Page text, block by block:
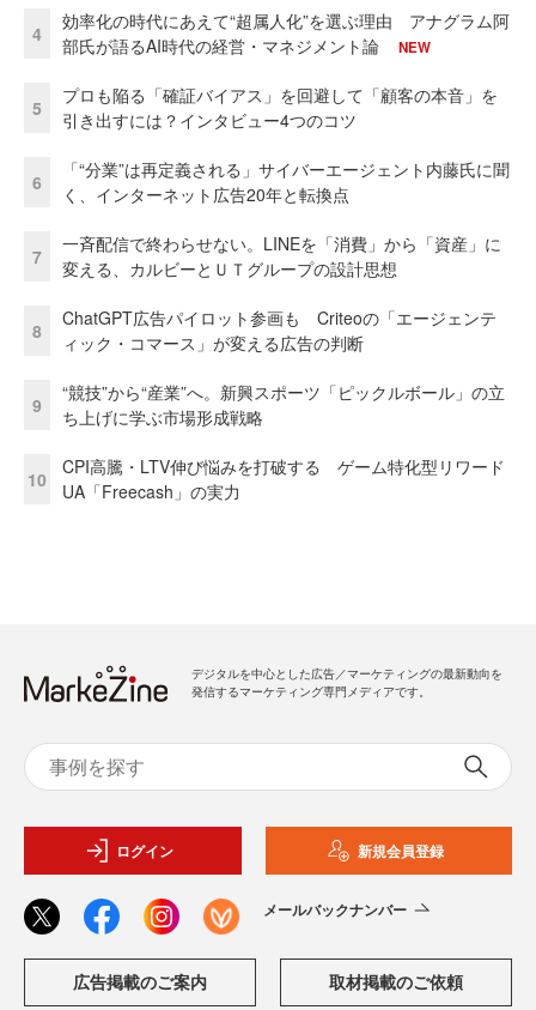
4
効率化の時代にあえて“超属人化”を選ぶ理由 アナグラム阿
部氏が語るAI時代の経営・マネジメント論
NEW
5
プロも陥る「確証バイアス」を回避して「顧客の本音」を
引き出すには？インタビュー4つのコツ
6
「“分業”は再定義される」サイバーエージェント内藤氏に聞
く、インターネット広告20年と転換点
7
一斉配信で終わらせない。LINEを「消費」から「資産」に
変える、カルビーとＵＴグループの設計思想
8
ChatGPT広告パイロット参画も Criteoの「エージェンテ
ィック・コマース」が変える広告の判断
9
“競技”から“産業”へ。新興スポーツ「ピックルボール」の立
ち上げに学ぶ市場形成戦略
10
CPI高騰・LTV伸び悩みを打破する ゲーム特化型リワード
UA「Freecash」の実力
デジタルを中心とした広告／マーケティングの最新動向を
発信するマーケティング専門メディアです。
ログイン 新規会員登録
メールバックナンバー
広告掲載のご案内 取材掲載のご依頼